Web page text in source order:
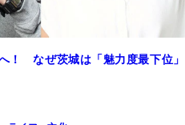
！ なぜ茨城は「魅力度最下位」